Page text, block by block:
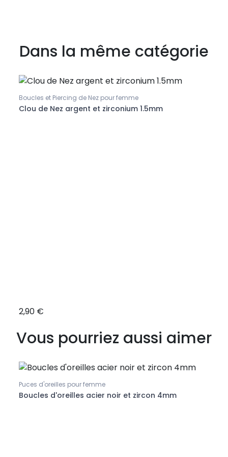
Dans la même catégorie
Boucles et Piercing de Nez pour femme
Clou de Nez argent et zirconium 1.5mm
2,90 €
Vous pourriez aussi aimer
Puces d'oreilles pour femme
Boucles d'oreilles acier noir et zircon 4mm